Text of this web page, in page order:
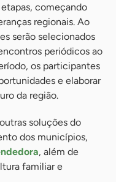
começando
regionais. Ao
serão selecionados
periódicos ao
os participantes
e elaborar
da região.
soluções do
dos municípios,
, além de
familiar e